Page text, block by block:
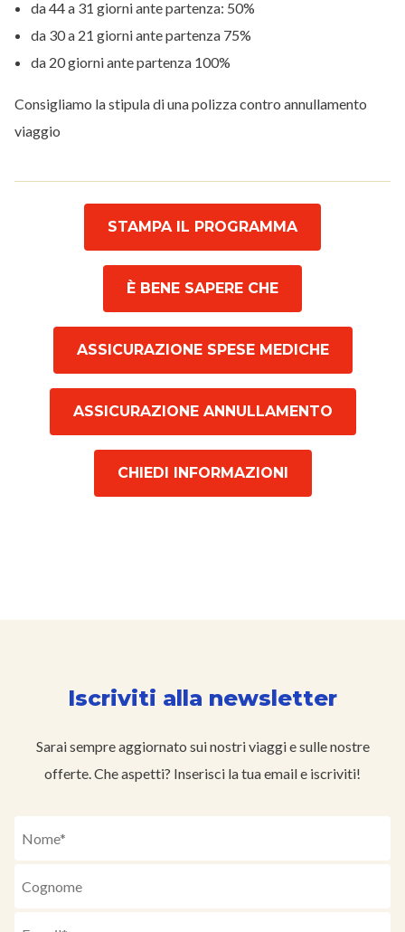
da 44 a 31 giorni ante partenza: 50%
da 30 a 21 giorni ante partenza 75%
da 20 giorni ante partenza 100%
Consigliamo la stipula di una polizza contro annullamento
viaggio
STAMPA IL PROGRAMMA
È BENE SAPERE CHE
ASSICURAZIONE SPESE MEDICHE
ASSICURAZIONE ANNULLAMENTO
CHIEDI INFORMAZIONI
Iscriviti alla newsletter
Sarai sempre aggiornato sui nostri viaggi e sulle nostre
offerte. Che aspetti? Inserisci la tua email e iscriviti!